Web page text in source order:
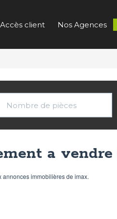
Accès client Nos Agences
a vendre
annonces immobilières de imax.